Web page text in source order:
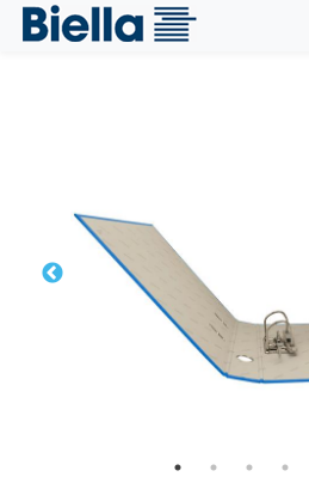
Cookie-Einstellungen